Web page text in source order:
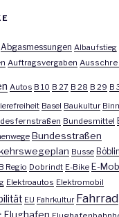
Abgasmessungen Albaufstieg
Auftragsvergaben
Autos B 10 B 27 B 28 B 29 B
Basel Baukultur
Bundesmittel
Bundesstraßen
Busse
Regio Dobrindt E-Bike E-
Elektroautos Elektromobil
EU Fahrkultur Fahrrad